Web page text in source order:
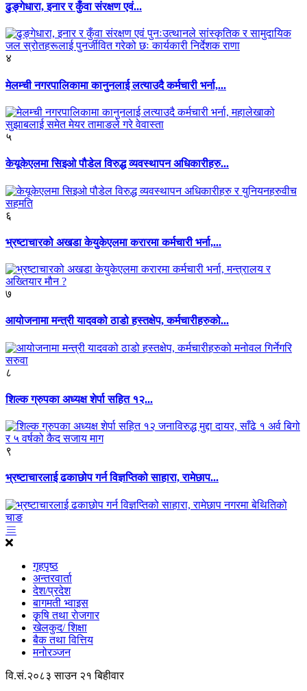
ढुङ्गेधारा, इनार र कुँवा संरक्षण एवं...
४
मेलम्ची नगरपालिकामा कानुनलाई लत्याउदै कर्मचारी भर्ना,...
५
केयूकेएलमा सिइओ पौडेल विरुद्ध व्यवस्थापन अधिकारीहरु...
६
भ्रष्टाचारको अखडा केयुकेएलमा करारमा कर्मचारी भर्ना,...
७
आयोजनामा मन्त्री यादवको ठाडो हस्तक्षेप, कर्मचारीहरुको...
८
शिल्क ग्रुपका अध्यक्ष शेर्पा सहित १२...
९
भ्रष्टाचारलाई ढकाछोप गर्न विज्ञप्तिको साहारा, रामेछाप...
गृहपृष्ठ
अन्तरवार्ता
देश/प्रदेश
बागमती भ्वाइस
कृृषि तथा राेजगार
खेलकुद/ शिक्षा
बैक तथा वित्तिय
मनोरञ्जन
वि.सं.२०८३ साउन २१ बिहीवार